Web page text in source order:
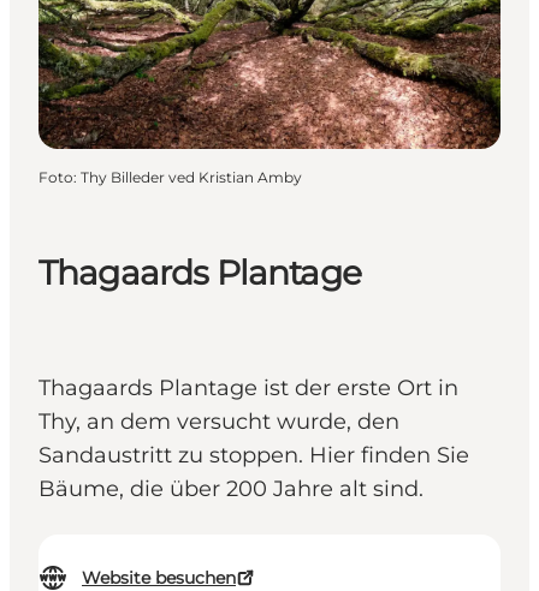
Mach deine Urlaubsplanung
Thagaards Plantage
Thagaards Plantage ist der erste Ort in
Thy, an dem versucht wurde, den
Sandaustritt zu stoppen. Hier finden Sie
Bäume, die über 200 Jahre alt sind.
Website besuchen
Foto: Thy Billeder ved Kristian Amby